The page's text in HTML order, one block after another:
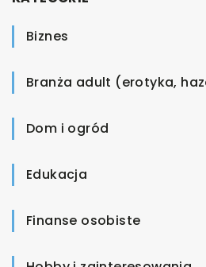
Biznes
Branża adult (erotyka,
Dom i ogród
Edukacja
Finanse osobiste